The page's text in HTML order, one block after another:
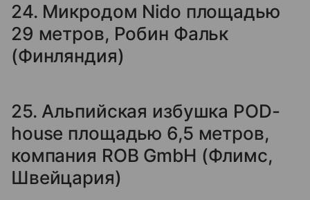
24. Микродом Nido площадью
29 метров, Робин Фальк
(Финляндия)
25. Альпийская избушка POD-
house площадью 6,5 метров,
компания ROB GmbH (Флимс,
Швейцария)